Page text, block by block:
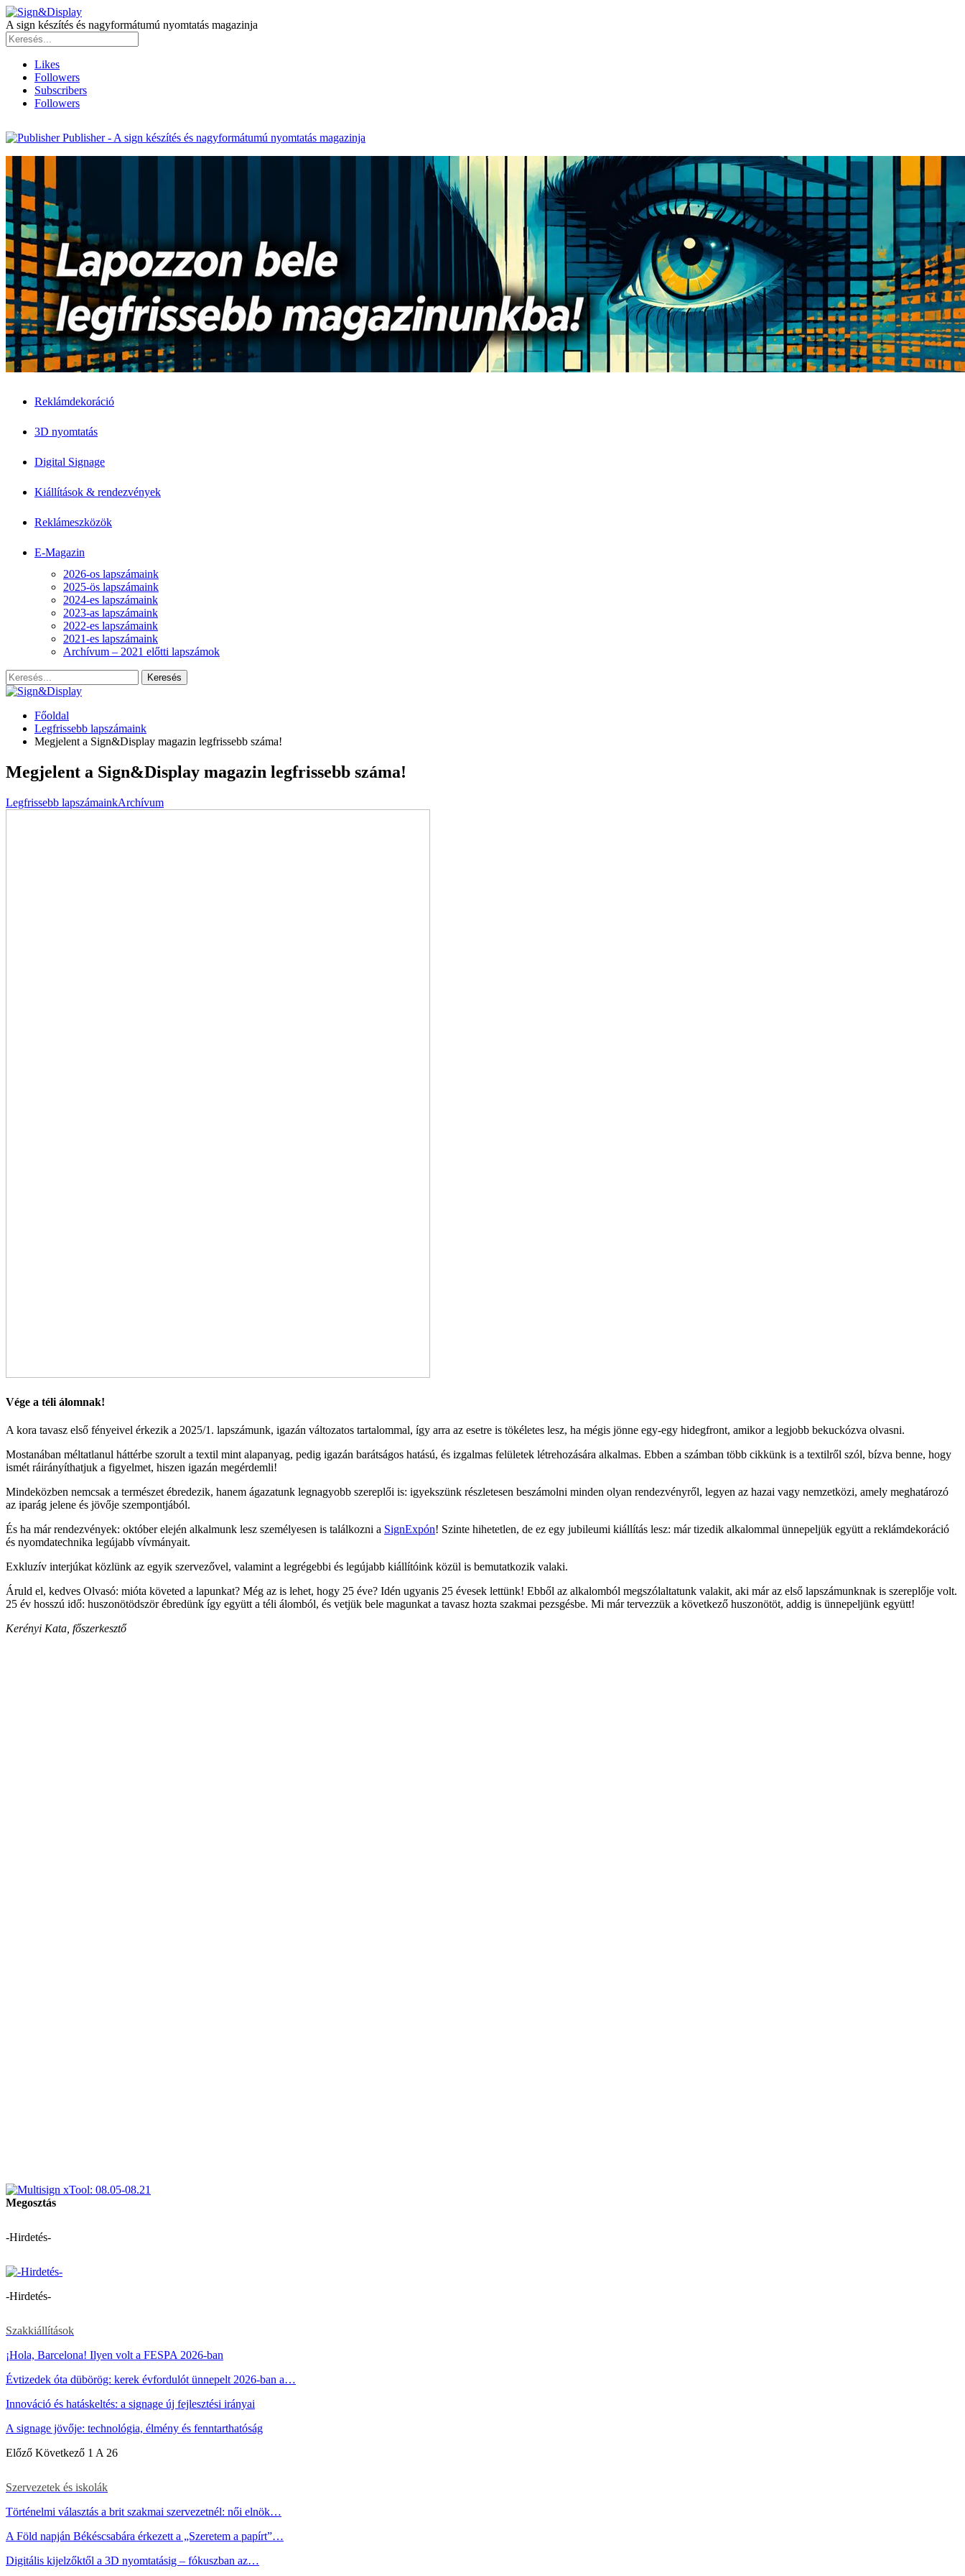
A sign készítés és nagyformátumú nyomtatás magazinja
Likes
Followers
Subscribers
Followers
Publisher - A sign készítés és nagyformátumú nyomtatás magazinja
Reklámdekoráció
3D nyomtatás
Digital Signage
Kiállítások & rendezvények
Reklámeszközök
E-Magazin
2026-os lapszámaink
2025-ös lapszámaink
2024-es lapszámaink
2023-as lapszámaink
2022-es lapszámaink
2021-es lapszámaink
Archívum – 2021 előtti lapszámok
Főoldal
Legfrissebb lapszámaink
Megjelent a Sign&Display magazin legfrissebb száma!
Megjelent a Sign&Display magazin legfrissebb száma!
Legfrissebb lapszámainkArchívum
Vége a téli álomnak!
A kora tavasz első fényeivel érkezik a 2025/1. lapszámunk, igazán változatos tartalommal, így arra az esetre is tökéletes lesz, ha mégis jönne egy-egy hidegfront, amikor a legjobb bekuckózva olvasni.
Mostanában méltatlanul háttérbe szorult a textil mint alapanyag, pedig igazán barátságos hatású, és izgalmas felületek létrehozására alkalmas. Ebben a számban több cikkünk is a textilről szól, bízva benne, hogy
ismét ráirányíthatjuk a figyelmet, hiszen igazán megérdemli!
Mindeközben nemcsak a természet ébredezik, hanem ágazatunk legnagyobb szereplői is: igyekszünk részletesen beszámolni minden olyan rendezvényről, legyen az hazai vagy nemzetközi, amely meghatározó
az iparág jelene és jövője szempontjából.
És ha már rendezvények: október elején alkalmunk lesz személyesen is találkozni a SignExpón! Szinte hihetetlen, de ez egy jubileumi kiállítás lesz: már tizedik alkalommal ünnepeljük együtt a reklámdekoráció
és nyomdatechnika legújabb vívmányait.
Exkluzív interjúkat közlünk az egyik szervezővel, valamint a legrégebbi és legújabb kiállítóink közül is bemutatkozik valaki.
Áruld el, kedves Olvasó: mióta követed a lapunkat? Még az is lehet, hogy 25 éve? Idén ugyanis 25 évesek lettünk! Ebből az alkalomból megszólaltatunk valakit, aki már az első lapszámunknak is szereplője volt.
25 év hosszú idő: huszonötödször ébredünk így együtt a téli álomból, és vetjük bele magunkat a tavasz hozta szakmai pezsgésbe. Mi már tervezzük a következő huszonötöt, addig is ünnepeljünk együtt!
Kerényi Kata, főszerkesztő
Megosztás
-Hirdetés-
-Hirdetés-
Szakkiállítások
¡Hola, Barcelona! Ilyen volt a FESPA 2026-ban
Évtizedek óta dübörög: kerek évfordulót ünnepelt 2026-ban a…
Innováció és hatáskeltés: a signage új fejlesztési irányai
A signage jövője: technológia, élmény és fenntarthatóság
Előző Következő 1 A 26
Szervezetek és iskolák
Történelmi választás a brit szakmai szervezetnél: női elnök…
A Föld napján Békéscsabára érkezett a „Szeretem a papírt”…
Digitális kijelzőktől a 3D nyomtatásig – fókuszban az…